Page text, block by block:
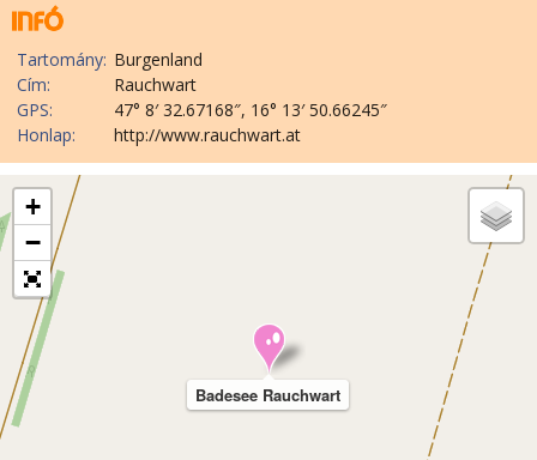
Tartomány: Burgenland
Cím:
Rauchwart
GPS:
47° 8′ 32.67168″, 16° 13′ 50.66245″
Honlap:
http://www.rauchwart.at
Badesee Rauchwart
+
−